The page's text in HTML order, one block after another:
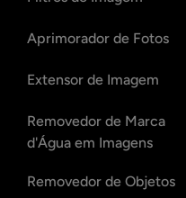
Aprimorador de Fotos
Extensor de Imagem
Removedor de Marca
d'Água em Imagens
Removedor de Objetos